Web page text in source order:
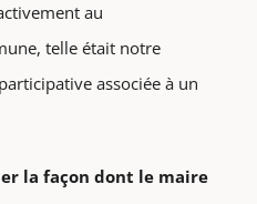
au
telle était notre
associée à un
la façon dont le maire